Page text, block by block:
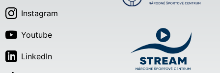
Instagram
Youtube
LinkedIn